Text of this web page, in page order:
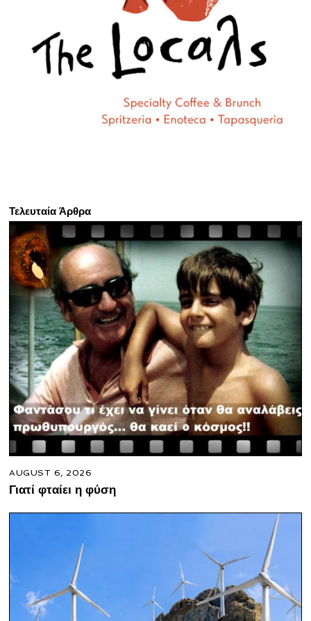
Τελευταία Άρθρα
AUGUST 6, 2026
Γιατί φταίει η φύση